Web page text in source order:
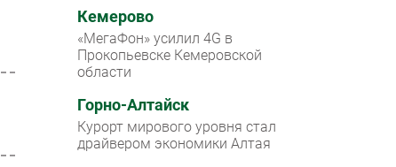
Кемерово
«МегаФон» усилил 4G в
Прокопьевске Кемеровской
области
Горно-Алтайск
Курорт мирового уровня стал
драйвером экономики Алтая